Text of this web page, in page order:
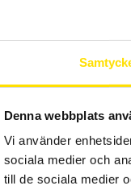
Denna webbplats
Vi använder
sociala medier och
till de sociala medier
och